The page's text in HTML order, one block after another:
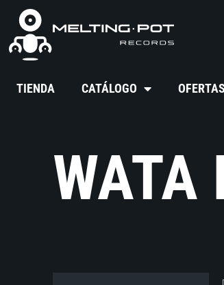
TIENDA CATÁLOGO OFERTAS
WATA